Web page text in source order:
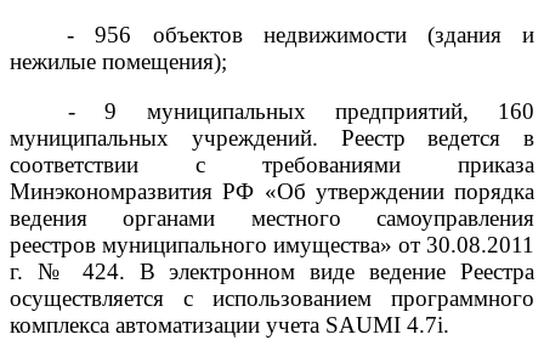
- 956 объектов недвижимости (здания и
нежилые помещения);
- 9 муниципальных предприятий, 160
муниципальных учреждений. Реестр ведется в
соответствии с требованиями приказа
Минэкономразвития РФ «Об утверждении порядка
ведения органами местного самоуправления
реестров муниципального имущества» от 30.08.2011
г. № 424. В электронном виде ведение Реестра
осуществляется с использованием программного
комплекса автоматизации учета SAUMI 4.7i.